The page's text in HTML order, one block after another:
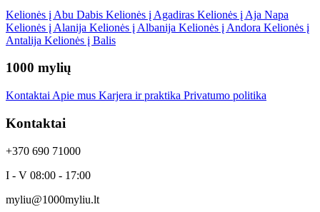
Kelionės į Abu Dabis Kelionės į Agadiras Kelionės į Aja Napa
Kelionės į Alanija Kelionės į Albanija Kelionės į Andora Kelionės į
Antalija Kelionės į Balis
1000 mylių
Kontaktai Apie mus Karjera ir praktika Privatumo politika
Kontaktai
+370 690 71000
I - V 08:00 - 17:00
myliu@1000myliu.lt